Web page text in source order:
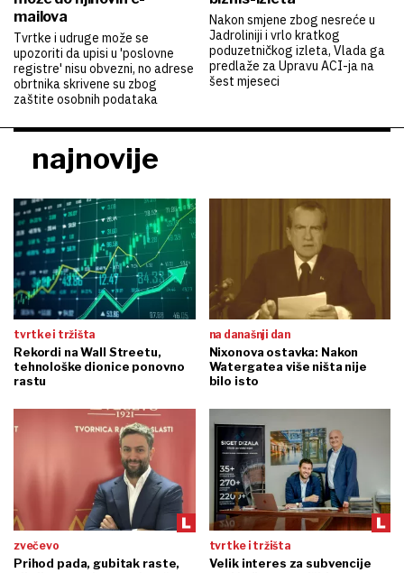
mailova
Tvrtke i udruge može se
upozoriti da upisi u 'poslovne
registre' nisu obvezni, no adrese
obrtnika skrivene su zbog
zaštite osobnih podataka
Nakon smjene zbog nesreće u
Jadroliniji i vrlo kratkog
poduzetničkog izleta, Vlada ga
predlaže za Upravu ACI-ja na
šest mjeseci
najnovije
tvrtke i tržišta
Rekordi na Wall Streetu,
tehnološke dionice ponovno
rastu
na današnji dan
Nixonova ostavka: Nakon
Watergatea više ništa nije
bilo isto
zvečevo
Prihod pada, gubitak raste,
tvrtke i tržišta
Velik interes za subvencije